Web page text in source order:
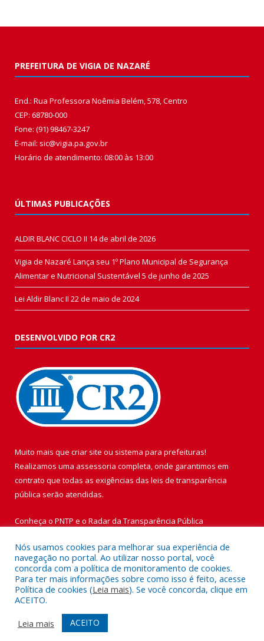
PREFEITURA DE VIGIA DE NAZARÉ
End.: Rua Professora Noêmia Belém, 578, Centro
CEP: 68780-000
Fone: (91) 98467-3247
E-mail: sic@vigia.pa.gov.br
Horário de atendimento: 08:00 às 13:00
ÚLTIMAS PUBLICAÇÕES
ALDIR BLANC CICLO II 14 de abril de 2026
Vigia de Nazaré Lança seu 1º Plano Municipal de Segurança
Alimentar e Nutricional Sustentável 5 de junho de 2025
Lei Aldir Blanc II 22 de maio de 2024
DESENVOLVIDO POR CR2
Muito mais que criar site ou sistema para prefeituras!
Realizamos uma assessoria completa, onde garantimos em
contrato que todas as exigências das leis de transparência
pública serão atendidas.
Conheça o PNTP e o Radar da Transparência Pública
Todos os direitos reservados a Prefeitura Municipal de Vigia de
Nazaré.
Mapa do Site
Acessar Área Administrativa
Acessar Webmail
Nós usamos cookies para melhorar sua experiência de
navegação no portal. Ao utilizar nosso portal, você
concorda com a política de monitoramento de cookies.
Para ter mais informações sobre como isso é feito, acesse
Política de cookies (Leia mais). Se você concorda, clique em
ACEITO.
Leia mais
ACEITO